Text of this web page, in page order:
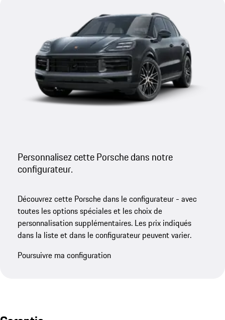
Personnalisez cette Porsche dans notre
configurateur.
Découvrez cette Porsche dans le configurateur - avec
toutes les options spéciales et les choix de
personnalisation supplémentaires. Les prix indiqués
dans la liste et dans le configurateur peuvent varier.
Poursuivre ma configuration